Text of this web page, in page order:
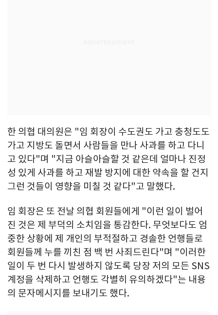
한 의협 대의원은 "임 회장이 수도권도 가고 충청도도
가고 지방도 돌면서 사람들을 만나 사과를 하고 다니
고 있다"며 "지금 아슬아슬할 것 같은데 얼마나 진정
성 있게 사과를 하고 재발 방지에 대한 약속을 할 건지
그런 것들이 영향을 미칠 것 같다"고 말했다.
임 회장은 또 전날 의협 회원들에게 "이런 일이 벌어
진 것은 제 부덕의 소치임을 통감한다. 무엇보다도 엄
중한 상황에 제 개인의 부적절하고 경솔한 언행들로
회원들께 누를 끼친 점 백 번 사죄드린다"며 "이러한
일이 두 번 다시 발생하지 않도록 당장 저의 모든 SNS
계정을 삭제하고 언행도 각별히 유의하겠다"는 내용
의 문자메시지를 보내기도 했다.